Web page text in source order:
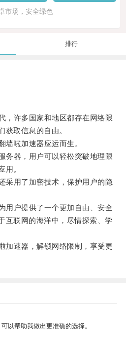
市场，安全绿色
排行
许多国家和地区都存在网络限
获取信息的自由。
啦加速器应运而生。
器，用户可以轻松突破地理限
用。
用了加密技术，保护用户的隐
户提供了一个更加自由、安全
互联网的海洋中，尽情探索、学
速器，解锁网络限制，享受更
以帮助我做出更准确的选择。